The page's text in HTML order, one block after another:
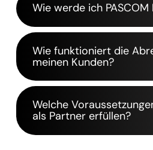
Wie werde ich PASCOM
Wie funktioniert die
meinen Kunden?
Welche
als Partner erfüllen?